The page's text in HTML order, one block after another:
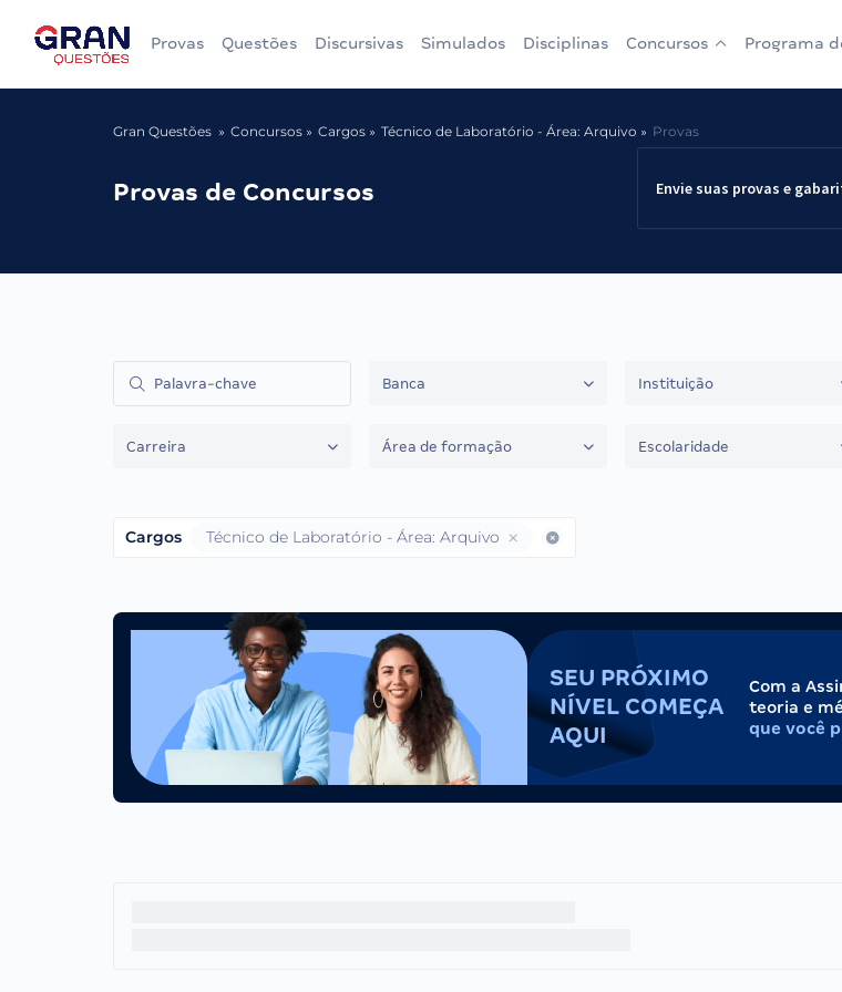
Provas Questões Discursivas Simulados Disciplinas Concursos Programa
Gran Questões Concursos Cargos Técnico de Laboratório - Área: Arquivo Provas
Provas de Concursos Envie suas provas e
Banca Instituição
Carreira Área de formação Escolaridade
Cargos Técnico de Laboratório - Área: Arquivo
SEU PRÓXIMO
NÍVEL COMEÇA
AQUI
Com a
teoria e
que você